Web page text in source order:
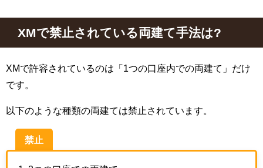
XMで禁止されている両建て手法は?
XMで許容されているのは「 1 つの口座内での両建て」だけ
です。
以下のような種類の両建ては禁止されています。
禁止